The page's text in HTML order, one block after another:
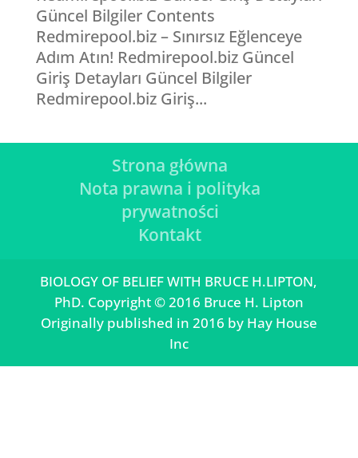
Güncel Bilgiler Contents
Redmirepool.biz – Sınırsız Eğlenceye
Adım Atın! Redmirepool.biz Güncel
Giriş Detayları Güncel Bilgiler
Redmirepool.biz Giriş...
Strona główna
Nota prawna i polityka
prywatności
Kontakt
BIOLOGY OF BELIEF WITH BRUCE H.LIPTON,
PhD. Copyright © 2016 Bruce H. Lipton
Originally published in 2016 by Hay House
Inc